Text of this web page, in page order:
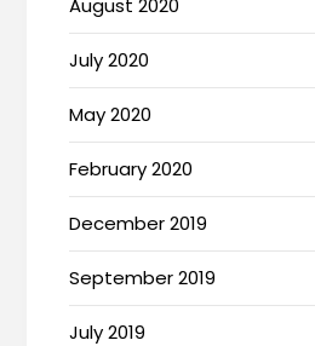
August 2020
July 2020
May 2020
February 2020
December 2019
September 2019
July 2019